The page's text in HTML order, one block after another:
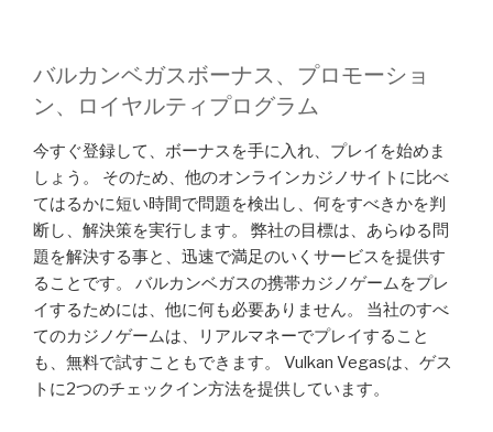
バルカンベガスボ​​ーナス、プロモーショ
ン、ロイヤルティプログラム
今すぐ登録して、ボーナスを手に入れ、プレイを始めま
しょう。 そのため、他のオンラインカジノサイトに比べ
てはるかに短い時間で問題を検出し、何をすべきかを判
断し、解決策を実行します。 弊社の目標は、あらゆる問
題を解決する事と、迅速で満足のいくサービスを提供す
ることです。 バルカンベガスの携帯カジノゲームをプレ
イするためには、他に何も必要ありません。 当社のすべ
てのカジノゲームは、リアルマネーでプレイすること
も、無料で試すこともできます。 Vulkan Vegasは、ゲス
トに2つのチェックイン方法を提供しています。